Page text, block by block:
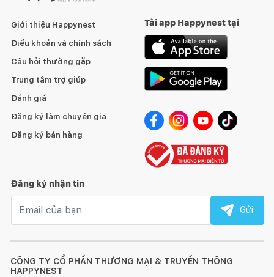
CÔNG TY CỔ PHẦN THƯƠNG MẠI & TRUYỀN THÔNG
HAPPYNEST
Giới thiệu Happynest
Điều khoản và chính sách
Câu hỏi thường gặp
Trung tâm trợ giúp
Đánh giá
Đăng ký làm chuyên gia
Đăng ký bán hàng
Tải app Happynest tại
Đăng ký nhận tin
Gửi